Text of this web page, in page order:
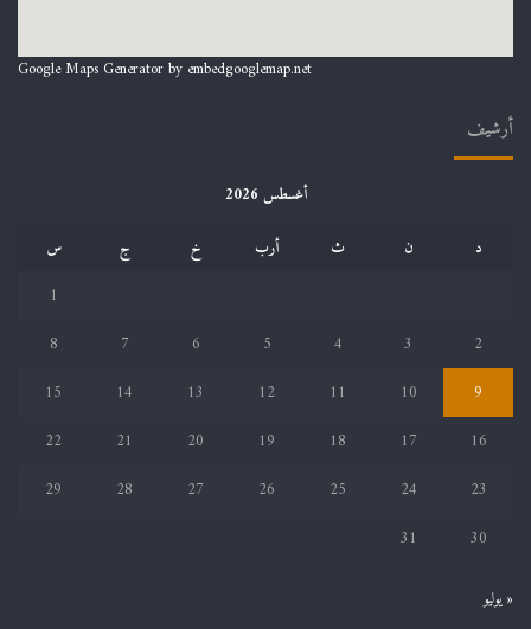
Google Maps Generator by embedgooglemap.net
أرشيف
أغسطس 2026
د
ن ث أرب خ ج
س
1
2
3
4
5
6
7
8
9
10
11
12
13
14
15
16
17
18
19
20
21
22
23
24
25
26
27
28
29
30
31
« يوليو